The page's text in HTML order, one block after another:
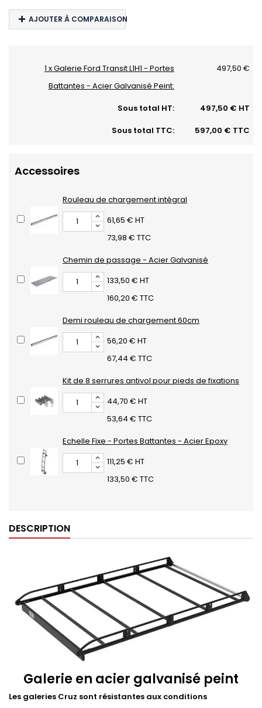
AJOUTER À COMPARAISON
1 x Galerie Ford Transit L1H1 - Portes
Battantes - Acier Galvanisé Peint:
497,50 €
Sous total HT:
497,50 € HT
Sous total TTC:
597,00 € TTC
Accessoires
Rouleau de chargement intégral
61,65 € HT
73,98 € TTC
Chemin de passage - Acier Galvanisé
133,50 € HT
160,20 € TTC
Demi rouleau de chargement 60cm
56,20 € HT
67,44 € TTC
Kit de 8 serrures antivol pour pieds de fixations
44,70 € HT
53,64 € TTC
Echelle Fixe - Portes Battantes - Acier Epoxy
111,25 € HT
133,50 € TTC
DESCRIPTION
Galerie en acier galvanisé peint
Les galeries Cruz sont résistantes aux conditions